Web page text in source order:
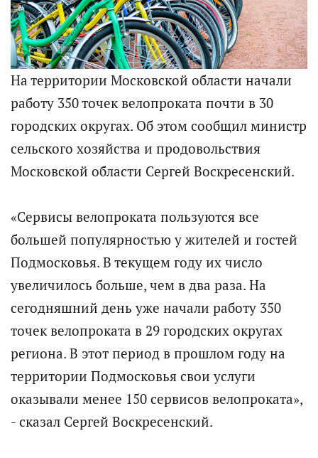
На территории Московской области начали
работу 350 точек велопроката почти в 30
городских округах. Об этом сообщил министр
сельского хозяйства и продовольствия
Московской области Сергей Воскресенский.
«Сервисы велопроката пользуются все
большей популярностью у жителей и гостей
Подмосковья. В текущем году их число
увеличилось больше, чем в два раза. На
сегодняшний день уже начали работу 350
точек велопроката в 29 городских округах
региона. В этот период в прошлом году на
территории Подмосковья свои услуги
оказывали менее 150 сервисов велопроката»,
- сказал Сергей Воскресенский.